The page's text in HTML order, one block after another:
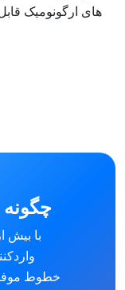
های ارگونومیک
خطوط موفق